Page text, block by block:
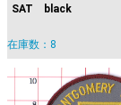
SAT black
在庫数：8